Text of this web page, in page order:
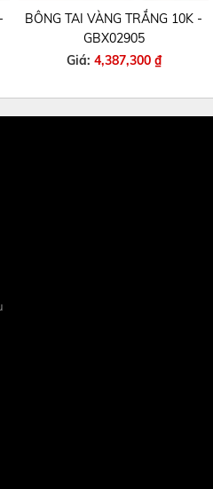
TAI VÀNG TRẮNG 10K -
GBX02905
4,387,300 ₫